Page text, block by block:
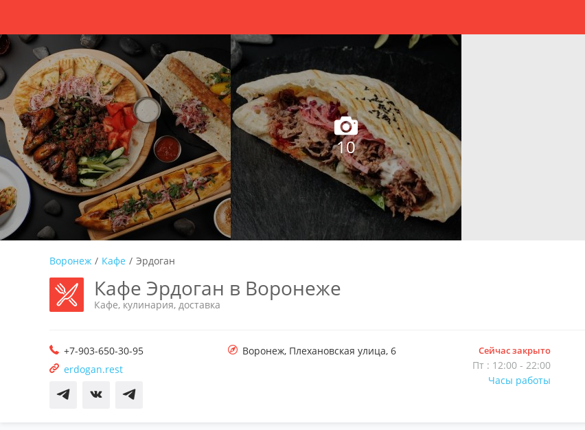
10
Воронеж / Кафе / Эрдоган
Кафе Эрдоган в Воронеже
Кафе, кулинария, доставка
+7-903-650-30-95
erdogan.rest
Воронеж, Плехановская улица, 6 Сейчас закрыто
Пт : 12:00 - 22:00
Часы работы